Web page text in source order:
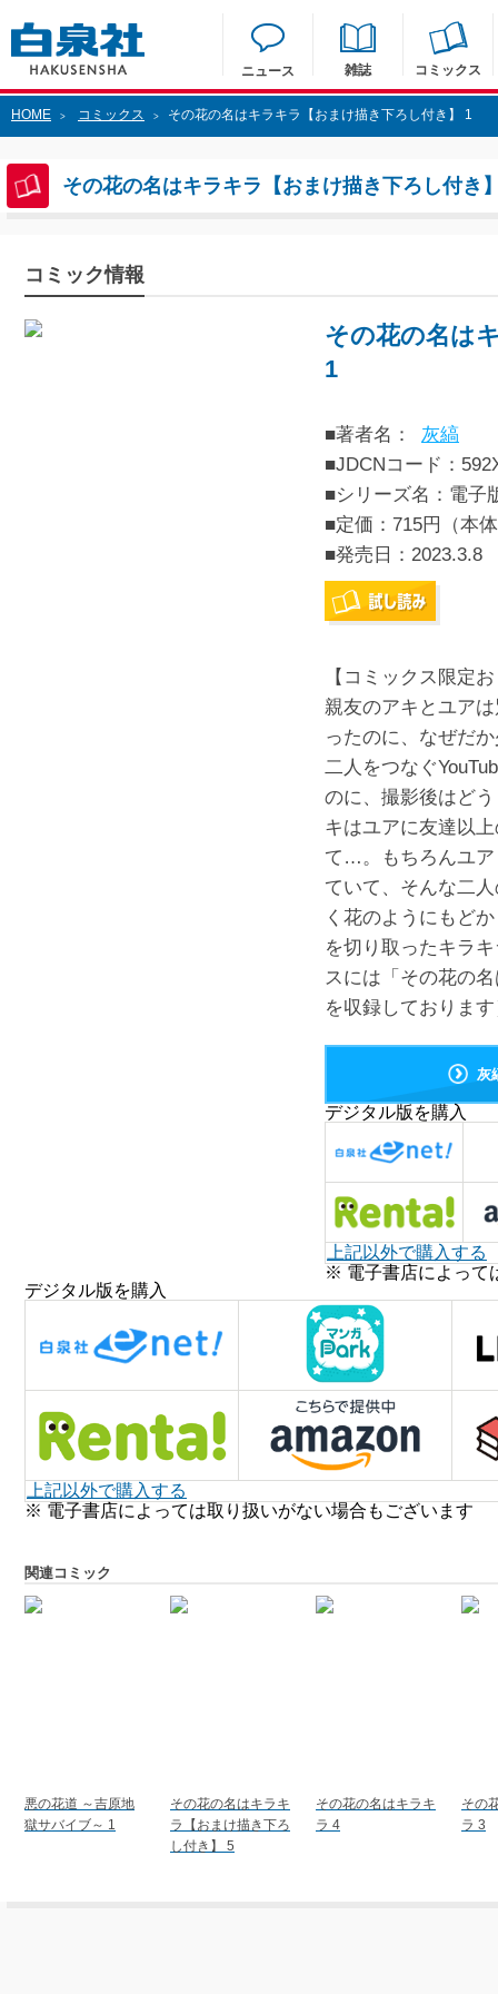
ニュース 雑誌 コミックス
HOME > コミックス > その花の名はキラキラ【おまけ描き下ろし付き】 1
その花の名はキラキラ【おまけ描き下ろし付き
コミック情報
その花の名は
1
■著者名：
灰縞
■JDCNコード：
■シリーズ名：電子
■定価：715円（本
■発売日： 2023.3.8
【コミックス限定
親友のアキとユア
ったのに、なぜだ
二人をつなぐ
のに、撮影後はど
キはユアに友達以
て…。もちろんユア
ていて、そんな二
く花のようにもど
を切り取ったキラ
スには「その花の
を収録しておりま
灰
デジタル版を購入
上記以外で購入する
※ 電子書店によって
デジタル版を購入
上記以外で購入する
※ 電子書店によっては取り扱いがない場合もございます
関連コミック
悪の花道 ～吉原地
獄サバイブ～ 1
その花の名はキラキ
ラ【おまけ描き下ろ
し付き】 5
その花の名はキラキ
ラ 4
その
ラ 3